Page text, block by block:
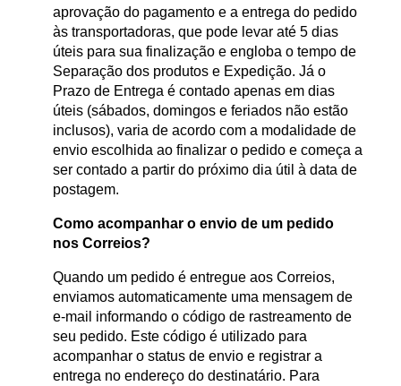
aprovação do pagamento e a entrega do pedido
às transportadoras, que pode levar até 5 dias
úteis para sua finalização e engloba o tempo de
Separação dos produtos e Expedição. Já o
Prazo de Entrega é contado apenas em dias
úteis (sábados, domingos e feriados não estão
inclusos), varia de acordo com a modalidade de
envio escolhida ao finalizar o pedido e começa a
ser contado a partir do próximo dia útil à data de
postagem.
Como acompanhar o envio de um pedido
nos Correios?
Quando um pedido é entregue aos Correios,
enviamos automaticamente uma mensagem de
e-mail informando o código de rastreamento de
seu pedido. Este código é utilizado para
acompanhar o status de envio e registrar a
entrega no endereço do destinatário. Para